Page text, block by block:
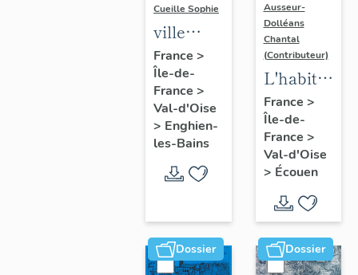
Cueille Sophie
ville
thermale
d'Enghien-
les-Bains
France >
Île-de-
France >
Val-d'Oise
> Enghien-
les-Bains
Ausseur-
Dolléans
Chantal
(Contributeur)
L'habitat
d'Ecouen
France >
Île-de-
France >
Val-d'Oise
> Écouen
Dossier Dossier